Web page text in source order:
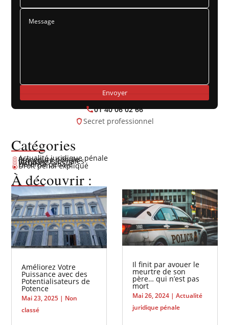
Envoyer
01 40 06 02 66
Secret professionnel
Catégories
\Actualité juridique pénale
\Procédure pénale
\Infractions pénales
\Victimes
\Défense pénale
\ Droit pénal expliqué
À découvrir :
Améliorez Votre
Puissance avec des
Potentialisateurs de
Potence
Mai 23, 2025 | Non
classé
Il finit par avouer le
meurtre de son
père… qui n’est pas
mort
Mai 26, 2024 | Actualité
juridique pénale